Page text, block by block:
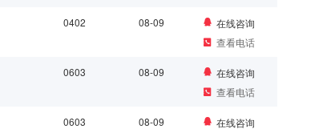
0402 08-09
在线咨询
查看电话
0603 08-09
在线咨询
查看电话
0603 08-09
在线咨询